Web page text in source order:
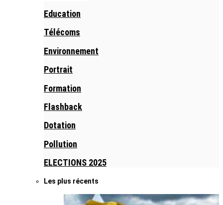
Education
Télécoms
Environnement
Portrait
Formation
Flashback
Dotation
Pollution
ELECTIONS 2025
Les plus récents